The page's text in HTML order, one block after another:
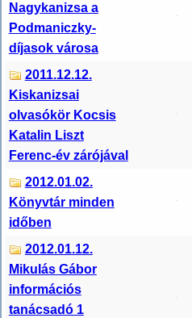
Nagykanizsa a
Podmaniczky-
díjasok városa
2011.12.12.
Kiskanizsai
olvasókör Kocsis
Katalin Liszt
Ferenc-év zárójával
2012.01.02.
Könyvtár minden
időben
2012.01.12.
Mikulás Gábor
információs
tanácsadó 1